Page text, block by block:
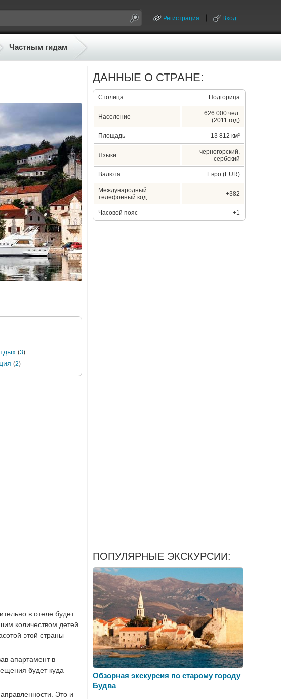
Регистрация Вход
Частным гидам
(3)
(2)
в отеле будет
количеством детей.
этой страны
апартамент в
будет куда
Это и
ДАННЫЕ О СТРАНЕ:
Столица Подгорица
Население
626 000 чел.
(2011 год)
Площадь 13 812 км²
Языки
черногорский,
сербский
Валюта Евро (EUR)
Международный
телефонный код
+382
Часовой пояс +1
ПОПУЛЯРНЫЕ ЭКСКУРСИИ:
Обзорная экскурсия по старому городу
Будва